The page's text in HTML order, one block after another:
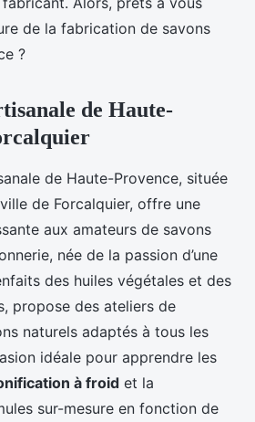
de la fabrication de savons
?
de Haute-
de Haute-Provence, située
de Forcalquier, offre une
aux amateurs de savons
née de la passion d’une
des huiles végétales et des
propose des ateliers de
naturels adaptés à tous les
idéale pour apprendre les
à froid et la
sur-mesure en fonction de